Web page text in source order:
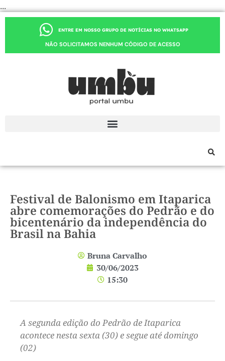
...
ENTRE EM NOSSO GRUPO DE NOTÍCIAS NO WHATSAPP
NÃO SOLICITAMOS NENHUM CÓDIGO DE ACESSO
Festival de Balonismo em Itaparica
abre comemorações do Pedrão e do
bicentenário da independência do
Brasil na Bahia
Bruna Carvalho
30/06/2023
15:30
A segunda edição do Pedrão de Itaparica
acontece nesta sexta (30) e segue até domingo
(02)